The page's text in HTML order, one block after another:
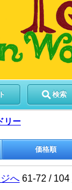
検索
リー
価格順
へ 61-72 / 104